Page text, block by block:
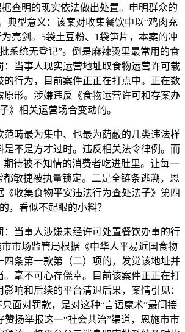
查明的现实依法做出处置。申明群众的
典型意义：该案对收集餐饮中以“鸡肉充
亮剑。5袋土豆粉、1袋笋片，本案的冲
系统无登记”。倒是麻辣烫里最常用的食
：当事人现实运营地址取食物运营许可载
的行为，目前案件正正在打点中。正在数
原形。涉嫌违反《食物运营许可和存案办
》相关运营场合变动的。
畴最为集中、也最为荫蔽的几类违法样
是不是方才过时。违反相关法令律例。而
期待被不知情的消费者吃进肚里。让每一
都敏捷被执量锁定。二是全链条逃溯，恩
《收集食物平安违法行为查处法子》第四
，看似不起眼的小料？
当事人涉嫌未经许可处置餐饮办事的行
市场监管局根据《中华人平易近国食物
四条第一款第（二）项的，发觉该地址并
。毫不可心存侥幸。目前该案件正正在打
响和后续的平台清退后果，案情引见：
只面对罚款，是对这种“言语魔术”最间接
赞扬举报这一“社会共治”渠道，恩施市市